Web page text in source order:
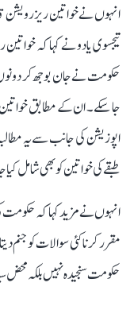
انہوں نے خواتین ریزرویشن
تیجسوی یادو نے کہا کہ
حکومت نے جان بوجھ کر
جا سکے۔ ان کے مطابق خواتین
اپوزیشن کی جانب سے یہ
طبقے کی خواتین کو بھی شامل
مقرر کرنا کئی سوالات کو
حکومت سنجیدہ نہیں بلکہ